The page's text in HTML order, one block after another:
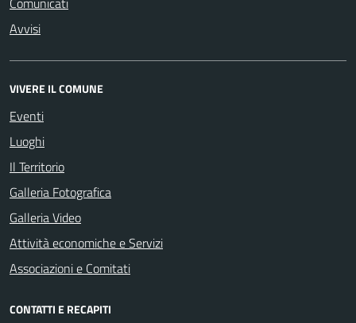
Avvisi
VIVERE IL COMUNE
Eventi
Luoghi
Il Territorio
Galleria Fotografica
Galleria Video
Attività economiche e Servizi
Associazioni e Comitati
CONTATTI E RECAPITI